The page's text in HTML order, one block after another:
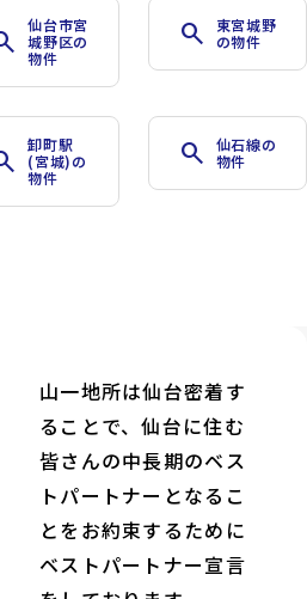
仙台市宮
城野区の
物件
search
東宮城野
の物件
卸町駅
(宮城)の
物件
search
仙石線の
物件
山一地所は仙台密着す
ることで、仙台に住む
皆さんの中長期のベス
トパートナーとなるこ
とをお約束するために
ベストパートナー宣言